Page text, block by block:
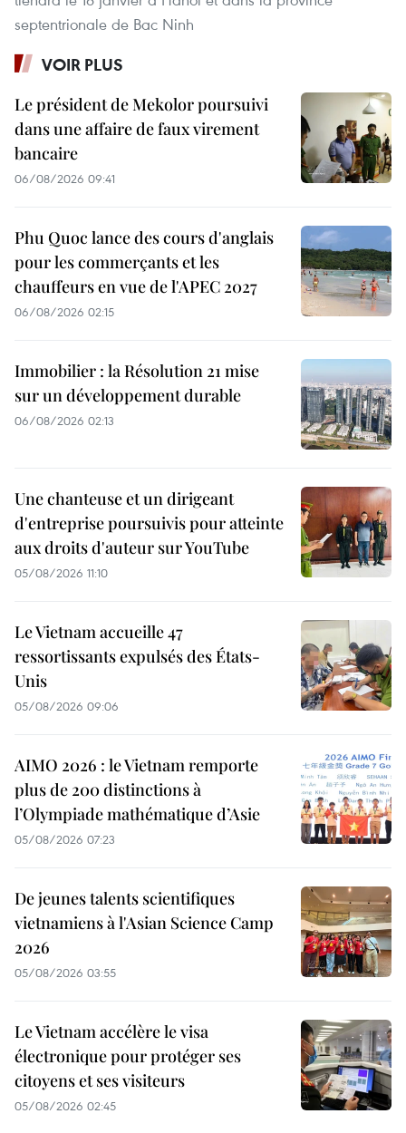
septentrionale de Bac Ninh
VOIR PLUS
Le président de Mekolor poursuivi
dans une affaire de faux virement
bancaire
06/08/2026 09:41
Phu Quoc lance des cours d'anglais
pour les commerçants et les
chauffeurs en vue de l'APEC 2027
06/08/2026 02:15
Immobilier : la Résolution 21 mise
sur un développement durable
06/08/2026 02:13
Une chanteuse et un dirigeant
d'entreprise poursuivis pour atteinte
aux droits d'auteur sur YouTube
05/08/2026 11:10
Le Vietnam accueille 47
ressortissants expulsés des États-
Unis
05/08/2026 09:06
AIMO 2026 : le Vietnam remporte
plus de 200 distinctions à
l’Olympiade mathématique d’Asie
05/08/2026 07:23
De jeunes talents scientifiques
vietnamiens à l'Asian Science Camp
2026
05/08/2026 03:55
Le Vietnam accélère le visa
électronique pour protéger ses
citoyens et ses visiteurs
05/08/2026 02:45